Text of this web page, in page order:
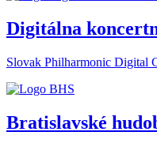
Digitálna
Slovak Philharmonic Digital
Bratislavské